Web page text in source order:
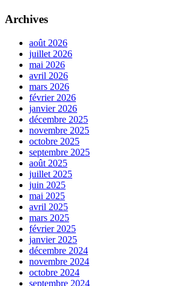
Archives
août 2026
juillet 2026
mai 2026
avril 2026
mars 2026
février 2026
janvier 2026
décembre 2025
novembre 2025
octobre 2025
septembre 2025
août 2025
juillet 2025
juin 2025
mai 2025
avril 2025
mars 2025
février 2025
janvier 2025
décembre 2024
novembre 2024
octobre 2024
septembre 2024